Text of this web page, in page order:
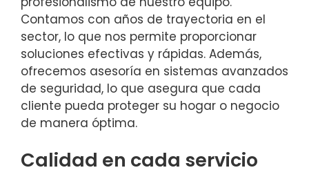
Contamos con años de trayectoria en el
sector, lo que nos permite proporcionar
soluciones efectivas y rápidas. Además,
ofrecemos asesoría en sistemas avanzados
de seguridad, lo que asegura que cada
cliente pueda proteger su hogar o negocio
de manera óptima.
Calidad en cada servicio